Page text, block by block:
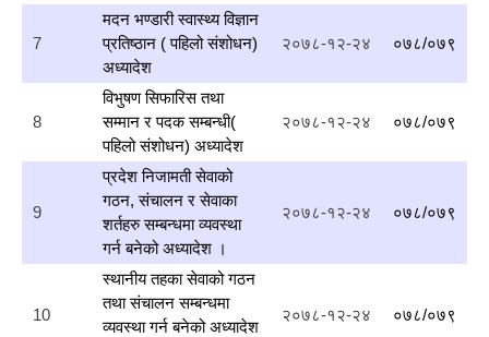
7
मदन भण्डारी स्वास्थ्य विज्ञान
प्रतिष्ठान ( पहिलो संशोधन)
अध्यादेश
२०७८-१२-२४ ०७८/०७९
8
विभुषण सिफारिस तथा
सम्मान र पदक सम्बन्धी(
पहिलो संशोधन) अध्यादेश
२०७८-१२-२४ ०७८/०७९
9
प्रदेश निजामती सेवाको
गठन, संचालन र सेवाका
शर्तहरु सम्बन्धमा व्यवस्था
गर्न बनेको अध्यादेश ।
२०७८-१२-२४ ०७८/०७९
10
स्थानीय तहका सेवाको गठन
तथा संचालन सम्बन्धमा
व्यवस्था गर्न बनेको अध्यादेश
२०७८-१२-२४ ०७८/०७९